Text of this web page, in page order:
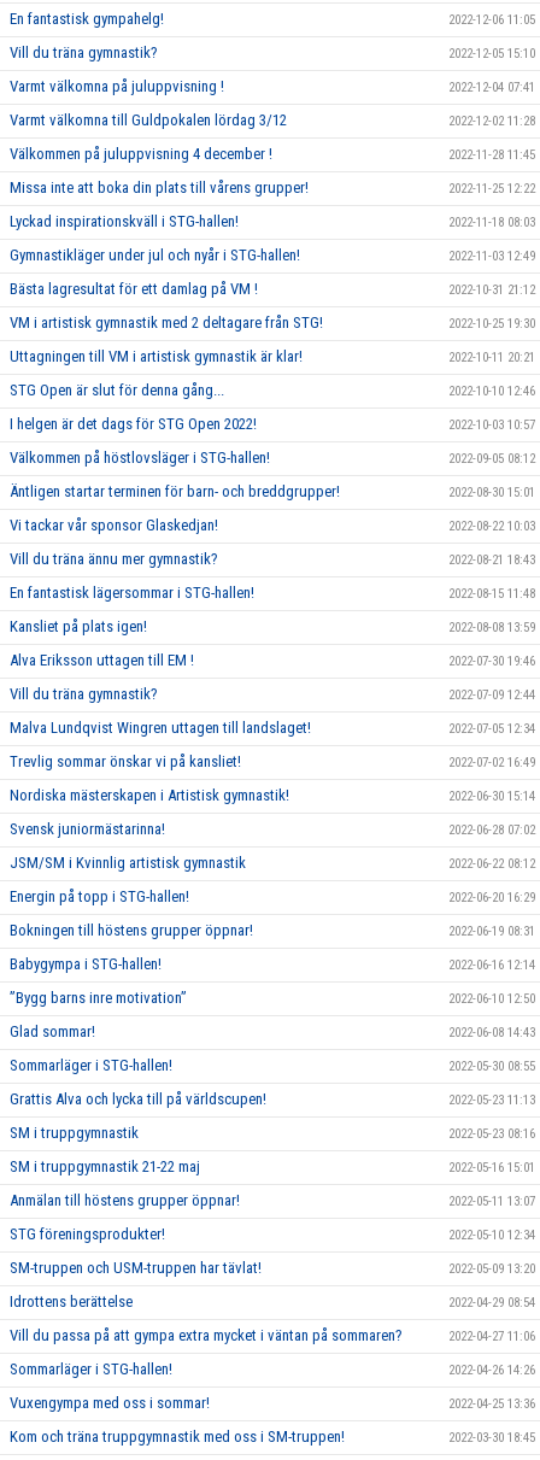
En fantastisk gympahelg! 2022-12-06 11:05
Vill du träna gymnastik? 2022-12-05 15:10
Varmt välkomna på juluppvisning ! 2022-12-04 07:41
Varmt välkomna till Guldpokalen lördag 3/12 2022-12-02 11:28
Välkommen på juluppvisning 4 december ! 2022-11-28 11:45
Missa inte att boka din plats till vårens grupper! 2022-11-25 12:22
Lyckad inspirationskväll i STG-hallen! 2022-11-18 08:03
Gymnastikläger under jul och nyår i STG-hallen! 2022-11-03 12:49
Bästa lagresultat för ett damlag på VM ! 2022-10-31 21:12
VM i artistisk gymnastik med 2 deltagare från STG! 2022-10-25 19:30
Uttagningen till VM i artistisk gymnastik är klar! 2022-10-11 20:21
STG Open är slut för denna gång... 2022-10-10 12:46
I helgen är det dags för STG Open 2022! 2022-10-03 10:57
Välkommen på höstlovsläger i STG-hallen! 2022-09-05 08:12
Äntligen startar terminen för barn- och breddgrupper! 2022-08-30 15:01
Vi tackar vår sponsor Glaskedjan! 2022-08-22 10:03
Vill du träna ännu mer gymnastik? 2022-08-21 18:43
En fantastisk lägersommar i STG-hallen! 2022-08-15 11:48
Kansliet på plats igen! 2022-08-08 13:59
Alva Eriksson uttagen till EM ! 2022-07-30 19:46
Vill du träna gymnastik? 2022-07-09 12:44
Malva Lundqvist Wingren uttagen till landslaget! 2022-07-05 12:34
Trevlig sommar önskar vi på kansliet! 2022-07-02 16:49
Nordiska mästerskapen i Artistisk gymnastik! 2022-06-30 15:14
Svensk juniormästarinna! 2022-06-28 07:02
JSM/SM i Kvinnlig artistisk gymnastik 2022-06-22 08:12
Energin på topp i STG-hallen! 2022-06-20 16:29
Bokningen till höstens grupper öppnar! 2022-06-19 08:31
Babygympa i STG-hallen! 2022-06-16 12:14
”Bygg barns inre motivation” 2022-06-10 12:50
Glad sommar! 2022-06-08 14:43
Sommarläger i STG-hallen! 2022-05-30 08:55
Grattis Alva och lycka till på världscupen! 2022-05-23 11:13
SM i truppgymnastik 2022-05-23 08:16
SM i truppgymnastik 21-22 maj 2022-05-16 15:01
Anmälan till höstens grupper öppnar! 2022-05-11 13:07
STG föreningsprodukter! 2022-05-10 12:34
SM-truppen och USM-truppen har tävlat! 2022-05-09 13:20
Idrottens berättelse 2022-04-29 08:54
Vill du passa på att gympa extra mycket i väntan på sommaren? 2022-04-27 11:06
Sommarläger i STG-hallen! 2022-04-26 14:26
Vuxengympa med oss i sommar! 2022-04-25 13:36
Kom och träna truppgymnastik med oss i SM-truppen! 2022-03-30 18:45